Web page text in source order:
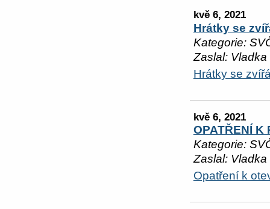
kvě 6, 2021
Hrátky se
Kategorie:
Zaslal: Vladka
Hrátky se
kvě 6, 2021
OPATŘENÍ K
Kategorie:
Zaslal: Vladka
Opatření k